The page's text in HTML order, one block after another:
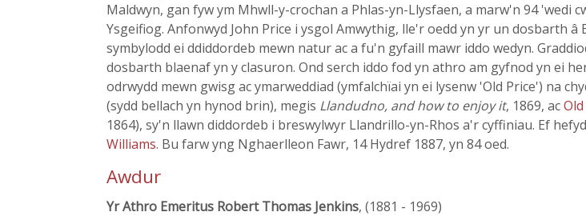
Maldwyn, gan fyw ym Mhwll-y-crochan a Phlas-yn-Llysfaen, a marw'n 94 'wedi
Ysgeifiog. Anfonwyd John Price i ysgol Amwythig, lle'r oedd yn yr un dosbarth â
symbylodd ei ddiddordeb mewn natur ac a fu'n gyfaill mawr iddo wedyn.
dosbarth blaenaf yn y clasuron. Ond serch iddo fod yn athro am gyfnod yn ei
odrwydd mewn gwisg ac ymarweddiad (ymfalchïai yn ei lysenw 'Old Price') na
(sydd bellach yn hynod brin), megis Llandudno, and how to enjoy it, 1869, ac
1864), sy'n llawn diddordeb i breswylwyr Llandrillo-yn-Rhos a'r cyffiniau. Ef
Williams. Bu farw yng Nghaerlleon Fawr, 14 Hydref 1887, yn 84 oed.
Awdur
Yr Athro Emeritus Robert Thomas Jenkins, (1881 - 1969)